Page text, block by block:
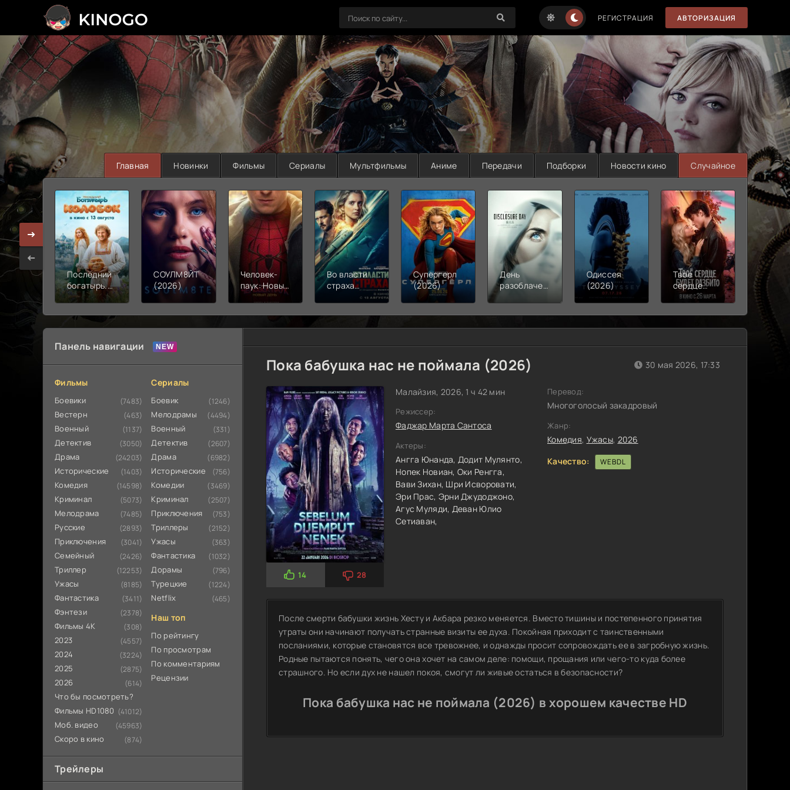
РЕГИСТРАЦИЯ АВТОРИЗАЦИЯ
>
Главная Новинки Фильмы Сериалы Мультфильмы Аниме Передачи Подборки Новости кино Случайное
Последний
богатырь.
Колобок
СОУЛМ8ЙТ
(2026)
Человек-
паук: Новый
день (2026)
Во власти
страха
Супергерл
(2026)
День
разоблачения
Одиссея
(2026)
Твое
сердце
будет
(2026)
Моана
(2026)
Панель навигации
Фильмы
Боевики (7483)
Вестерн (463)
Военный (1137)
Детектив (3050)
Драма (24203)
Исторические (1403)
Комедия (14598)
Криминал (5073)
Мелодрама (7485)
Русские (2893)
Приключения (3041)
Семейный (2426)
Триллер (12253)
Ужасы (8185)
Фантастика (3411)
Фэнтези (2378)
Фильмы 4К (308)
2023 (4557)
2024 (3224)
2025 (2875)
2026 (614)
Что бы посмотреть?
Фильмы HD1080 (41012)
Моб. видео (45963)
Скоро в кино (874)
Сериалы
Боевик (1246)
Мелодрамы (4494)
Военный (331)
Детектив (2607)
Драма (6982)
Исторические (756)
Комедии (3469)
Криминал (2507)
Приключения (753)
Триллеры (2152)
Ужасы (363)
Фантастика (1032)
Дорамы (796)
Турецкие (1224)
Netflix (465)
Наш топ
По рейтингу
По просмотрам
По комментариям
Рецензии
Трейлеры
Пока бабушка нас не поймала (2026)
14 28
Малайзия, 2026, 1 ч 42 мин
Режиссер:
Фаджар Марта Сантоса
Актеры:
Ангга Юнанда, Додит Мулянто,
Нопек Новиан, Оки Ренгга,
Вави Зихан, Шри Исворовати,
Эри Прас, Эрни Джудоджоно,
Агус Муляди, Деван Юлио
Сетиаван,
30 мая 2026, 17:33
Перевод:
Многоголосый закадровый
Жанр:
Комедия, Ужасы, 2026
Качество:
WEBDL
После смерти бабушки жизнь Хесту и Акбара резко меняется. Вместо тишины и постепенного принятия
утраты они начинают получать странные визиты ее духа. Покойная приходит с таинственными
посланиями, которые становятся все тревожнее, и однажды просит сопровождать ее в загробную жизнь.
Родные пытаются понять, чего она хочет на самом деле: помощи, прощания или чего-то куда более
страшного. Но если дух не нашел покоя, смогут ли живые остаться в безопасности?
Пока бабушка нас не поймала (2026) в хорошем качестве HD